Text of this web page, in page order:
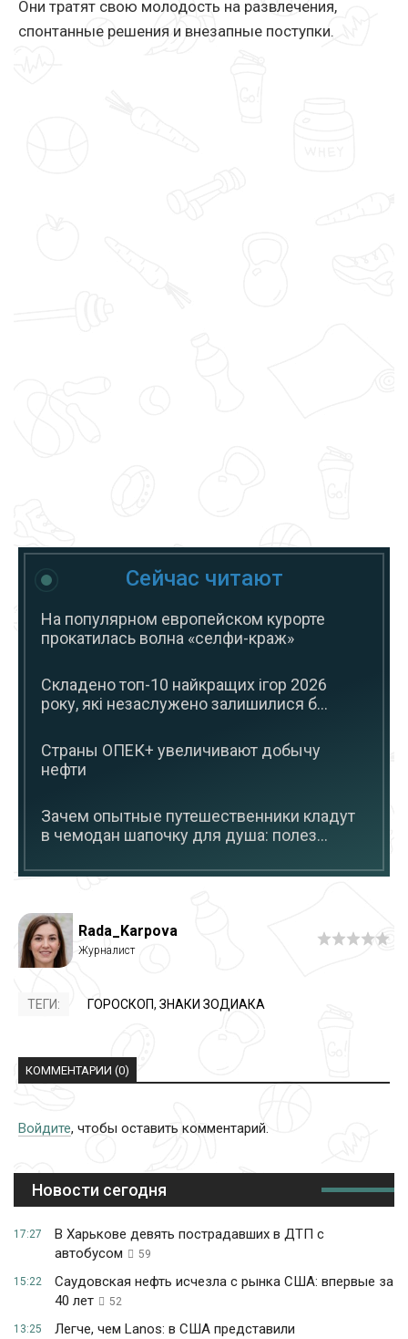
Они тратят свою молодость на развлечения,
спонтанные решения и внезапные поступки.
Сейчас читают
На популярном европейском курорте
прокатилась волна «селфи-краж»
Складено топ-10 найкращих ігор 2026
року, які незаслужено залишилися б...
Страны ОПЕК+ увеличивают добычу
нефти
Зачем опытные путешественники кладут
в чемодан шапочку для душа: полез...
Rada_Karpova
ТЕГИ: ГОРОСКОП, ЗНАКИ ЗОДИАКА
КОММЕНТАРИИ (0)
Войдите, чтобы оставить комментарий.
Новости сегодня
17:27
В Харькове девять пострадавших в ДТП с
автобусом
59
15:22
Саудовская нефть исчезла с рынка США: впервые за
40 лет
52
13:25
Легче, чем Lanos: в США представили